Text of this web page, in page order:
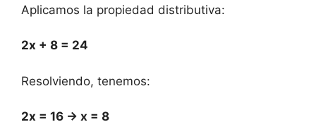
Aplicamos la propiedad distributiva:
2x + 8 = 24
Resolviendo,​ tenemos:
2x ‍= 16 → x = 8